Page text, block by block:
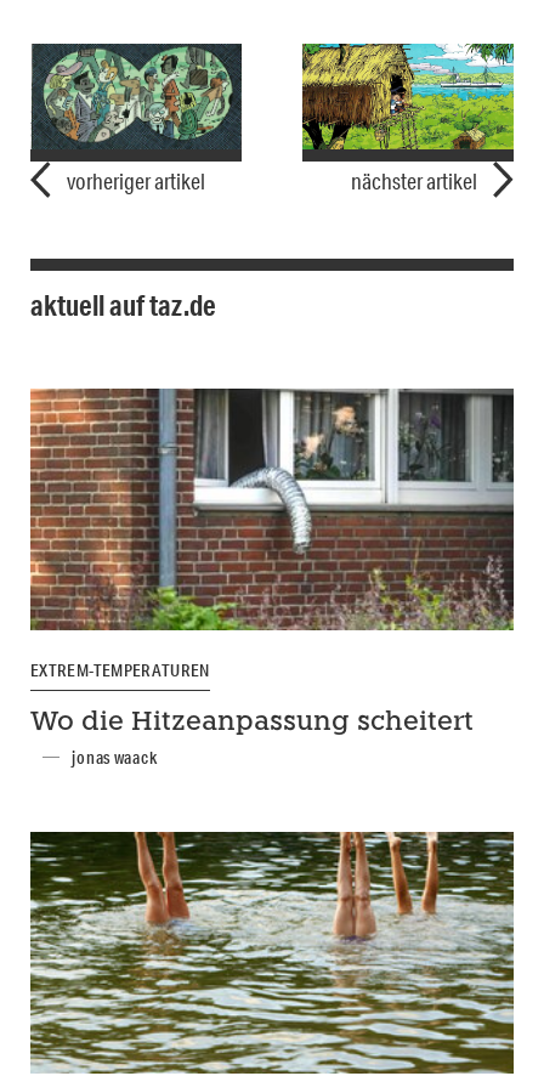
vorheriger artikel nächster artikel
aktuell auf taz.de
EXTREM-TEMPERATUREN
Wo die Hitzeanpassung scheitert
jonas waack